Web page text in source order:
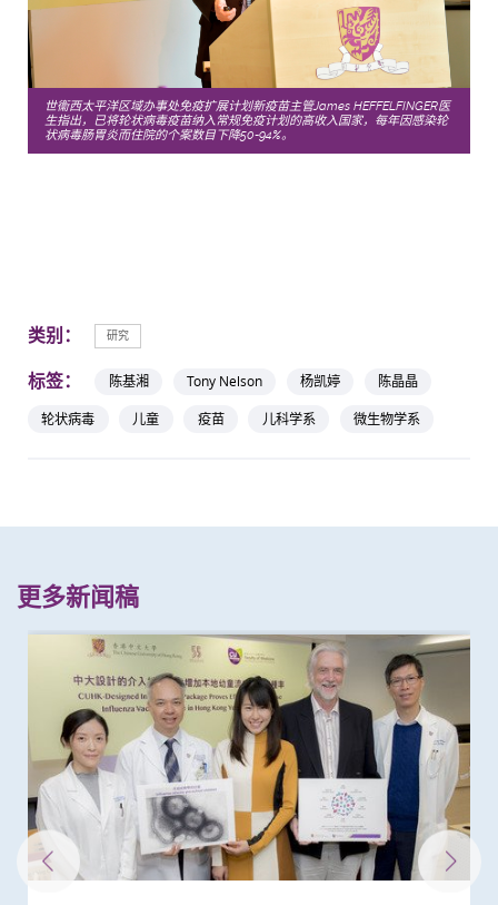
世衞西太平洋区域办事处免疫扩展计划新疫苗主管James HEFFELFINGER医
生指出，已将轮状病毒疫苗纳入常规免疫计划的高收入国家，每年因感染轮
状病毒肠胃炎而住院的个案数目下降50-94%。
类别： 研究
标签： 陈基湘 Tony Nelson 杨凯婷
陈晶晶
轮状病毒
儿童 疫苗 儿科学系 微生物学系
更多新闻稿